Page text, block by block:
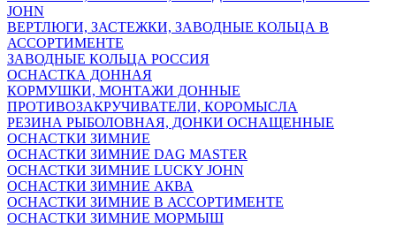
JOHN
ВЕРТЛЮГИ, ЗАСТЕЖКИ, ЗАВОДНЫЕ КОЛЬЦА В
АССОРТИМЕНТЕ
ЗАВОДНЫЕ КОЛЬЦА РОССИЯ
ОСНАСТКА ДОННАЯ
КОРМУШКИ, МОНТАЖИ ДОННЫЕ
ПРОТИВОЗАКРУЧИВАТЕЛИ, КОРОМЫСЛА
РЕЗИНА РЫБОЛОВНАЯ, ДОНКИ ОСНАЩЕННЫЕ
ОСНАСТКИ ЗИМНИЕ
ОСНАСТКИ ЗИМНИЕ DAG MASTER
ОСНАСТКИ ЗИМНИЕ LUCKY JOHN
ОСНАСТКИ ЗИМНИЕ АКВА
ОСНАСТКИ ЗИМНИЕ В АССОРТИМЕНТЕ
ОСНАСТКИ ЗИМНИЕ МОРМЫШ